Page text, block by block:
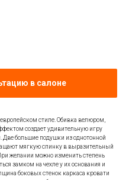
в салоне
стиле. Обивка велюром,
создает удивительную игру
Две большие подушки из однотонной
мягкую спинку в выразительный
желании можно изменить степень
замком на чехле у их основания и
боковых стенок каркаса кровати